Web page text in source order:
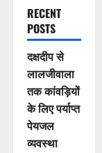
RECENT
POSTS
दक्षदीप से
लालजीवाला
तक कांवड़ियों
के लिए पर्याप्त
पेयजल
व्यवस्था